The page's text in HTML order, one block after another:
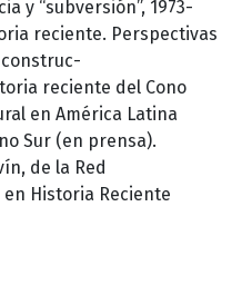
y “subversión”, 1973-
reciente. Perspectivas
construc­
reciente del Cono
en América Latina
Sur (en prensa).
de la Red
Historia Reciente